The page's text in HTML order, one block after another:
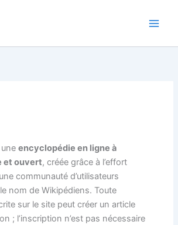
encyclopédie en ligne à
et ouvert, créée grâce à l’effort
communauté d’utilisateurs
nom de Wikipédiens. Toute
sur le site peut créer un article
; l’inscription n’est pas nécessaire